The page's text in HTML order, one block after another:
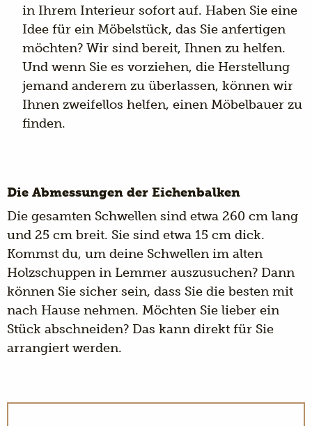
in Ihrem Interieur sofort auf. Haben Sie eine
Idee für ein Möbelstück, das Sie anfertigen
möchten? Wir sind bereit, Ihnen zu helfen.
Und wenn Sie es vorziehen, die Herstellung
jemand anderem zu überlassen, können wir
Ihnen zweifellos helfen, einen Möbelbauer zu
finden.
Die Abmessungen der Eichenbalken
Die gesamten Schwellen sind etwa 260 cm lang
und 25 cm breit. Sie sind etwa 15 cm dick.
Kommst du, um deine Schwellen im alten
Holzschuppen in Lemmer auszusuchen? Dann
können Sie sicher sein, dass Sie die besten mit
nach Hause nehmen. Möchten Sie lieber ein
Stück abschneiden? Das kann direkt für Sie
arrangiert werden.